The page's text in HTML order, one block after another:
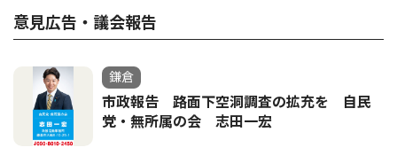
意見広告・議会報告
鎌倉
市政報告 路面下空洞調査の拡充を 自民
党・無所属の会 志田一宏